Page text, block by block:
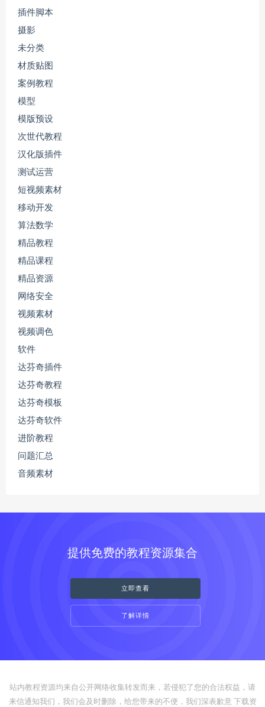
插件脚本
摄影
未分类
材质贴图
案例教程
模型
模版预设
次世代教程
汉化版插件
测试运营
短视频素材
移动开发
算法数学
精品教程
精品课程
精品资源
网络安全
视频素材
视频调色
软件
达芬奇插件
达芬奇教程
达芬奇模板
达芬奇软件
进阶教程
问题汇总
音频素材
提供免费的教程资源集合
立即查看
了解详情
站内教程资源均来自公开网络收集转发而来，若侵犯了您的合法权益，请
来信通知我们，我们会及时删除，给您带来的不便，我们深表歉意 下载资